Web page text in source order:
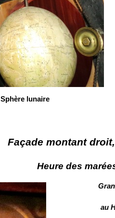
Façade montant
au
Sphère lunaire
Heure des